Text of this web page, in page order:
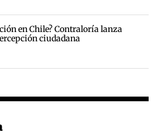
en Chile? Contraloría lanza
ciudadana